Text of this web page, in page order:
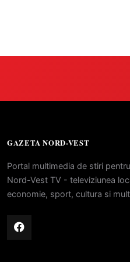
GAZETA NORD-VEST
Portal multimedia de stiri
Nord-Vest TV - televiziunea
economie, sport, cultura si